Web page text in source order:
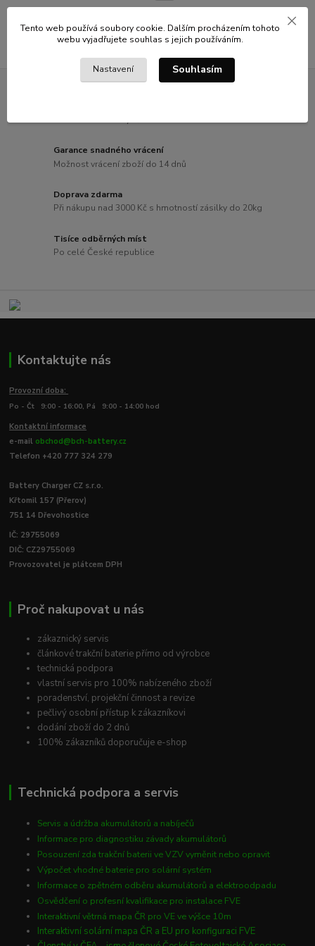
Garance snadného vrácení
Možnost vrácení zboží do 14 dnů
Doprava zdarma
Při nákupu nad 3000 Kč s hmotností zásilky do 20kg
Tisíce odběrných míst
Po celé České republice
Kontaktujte nás
Provozní doba:
Po - Čt 9:00 - 16:00, Pá 9:00 - 14:00 hod
Kontaktní informace
e-mail obchod@bch-battery.cz
Telefon +420 777 324 279
Battery Charger CZ s.r.o.
Křtomil 157 (Přerov)
751 14 Dřevohostice
IČ: 29755069
DIČ: CZ29755069
Provozovatel je plátcem DPH
Proč nakupovat u nás
zákaznický servis
článkové trakční baterie přímo od výrobce
technická podpora
vlastní servis pro 100% nabízeného zboží
poradenství, projekční činnost a revize
pečlivý osobní přístup k zákazníkovi
dodání zboží do 2 dnů
100% zákazníků doporučuje e-shop
Technická podpora a servis
Servis a údržba akumulátorů a nabíječů
Informace pro diagnostiku závady akumulátorů
Posouzení zda trakční baterii ve VZV vyměnit nebo opravit
Výpočet vhodné baterie pro solární systém
Informace o zpětném odběru akumulátorů a elektroodpadu
Osvědčení o profesní kvalifikace pro instalace FVE
Interaktivní větrná mapa ČR pro VE ve výšce 10m
Interaktivní solární mapa ČR a EU pro konfiguraci FVE
Tento web používá soubory cookie. Dalším procházením tohoto
webu vyjadřujete souhlas s jejich používáním.
Nastavení Souhlasím